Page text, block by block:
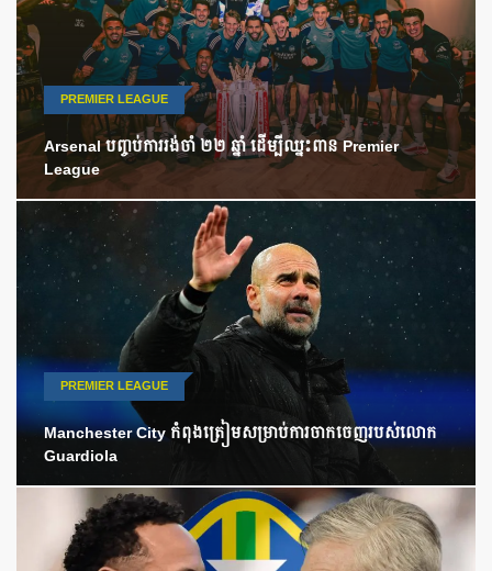
PREMIER LEAGUE
Arsenal បញ្ចប់ការរង់ចាំ ២២ ឆ្នាំ ដើម្បីឈ្នះពាន Premier
League
PREMIER LEAGUE
Manchester City កំពុងត្រៀមសម្រាប់ការចាកចេញរបស់លោក
Guardiola